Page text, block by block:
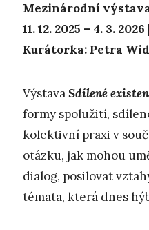
Mezinárodní
11. 12. 2025 – 4. 3.
Kurátorka: Petra
VýstavaSdílené
formy spolužití,
kolektivní praxi v
otázku, jak mohou
dialog, posilovat
témata, která dnes